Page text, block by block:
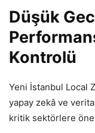
Düşük
Kontrolü
Yeni İstanbul Local
yapay zekâ ve
kritik sektörlere